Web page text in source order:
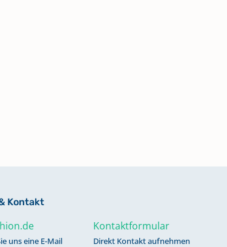
- 1968
Kontakt
uns eine E-Mail
Kontaktformular
Direkt Kontakt aufnehmen